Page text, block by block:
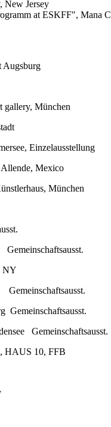
New Jersey
at ESKFF", Mana
Augsburg
München
Einzelausstellung
Mexico
München
NY
Gemeinschaftsausst.
Gemeinschaftsausst.
HAUS 10, FFB